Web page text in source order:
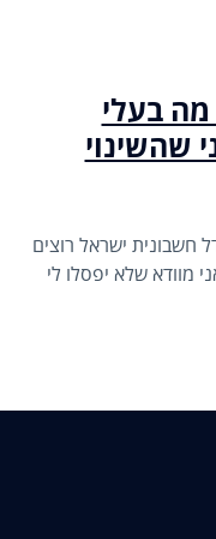
בעלי
שהשינוי
חשבונית ישראל רוצים
מוודא שלא יפסלו לי